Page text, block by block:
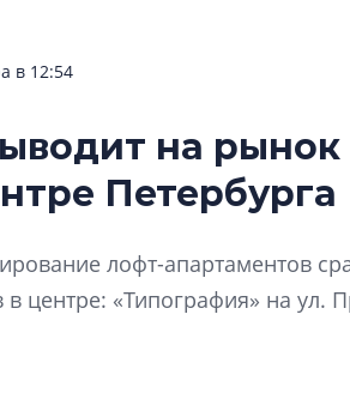
в 12:54
на рынок
Петербурга
лофт-апартаментов
в центре: «Типография» на ул.